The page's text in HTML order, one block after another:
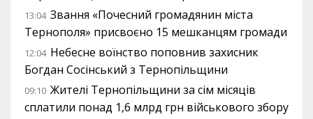
13:04 Звання «Почесний громадянин міста
Тернополя» присвоєно 15 мешканцям громади
12:04 Небесне воїнство поповнив захисник
Богдан Сосінський з Тернопільщини
09:10 Жителі Тернопільщини за сім місяців
сплатили понад 1,6 млрд грн військового збору